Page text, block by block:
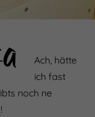
Ach, hätte
ich fast
noch ne
!